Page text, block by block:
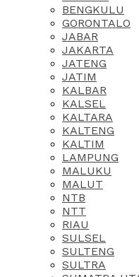
BENGKULU
GORONTALO
JABAR
JAKARTA
JATENG
JATIM
KALBAR
KALSEL
KALTARA
KALTENG
KALTIM
LAMPUNG
MALUKU
MALUT
NTB
NTT
RIAU
SULSEL
SULTENG
SULTRA